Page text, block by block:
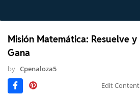
Misión Matemática: Resuelve y
Gana
by Cpenaloza5
Edit Content